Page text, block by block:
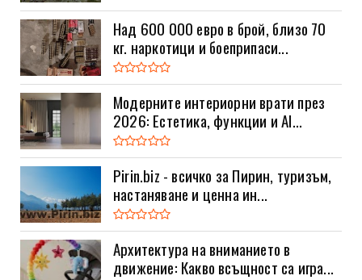
Над 600 000 евро в брой, близо 70
кг. наркотици и боеприпаси...
Модерните интериорни врати през
2026: Естетика, функции и AI...
Pirin.biz - всичко за Пирин, туризъм,
настаняване и ценна ин...
Архитектура на вниманието в
движение: Какво всъщност са игра...